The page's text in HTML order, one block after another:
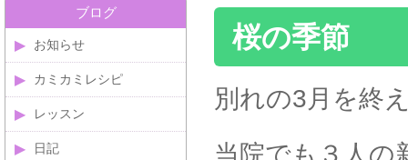
桜の季節
別れの3月を終
当院でも３人の
ブログ
お知らせ
カミカミレシピ
レッスン
日記